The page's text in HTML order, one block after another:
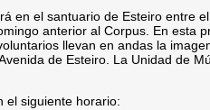
en el santuario de Esteiro entre
anterior al Corpus. En esta
llevan en andas la
de Esteiro. La Unidad de
el siguiente horario: